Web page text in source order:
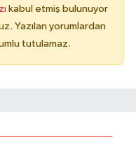
kabul etmiş bulunuyor
Yazılan yorumlardan
tutulamaz.